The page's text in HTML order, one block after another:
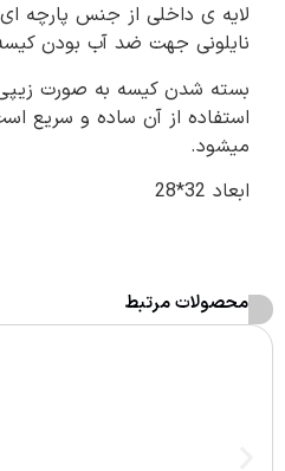
لایه ی داخلی از جنس پارچه
نایلونی جهت ضد آب بودن
بسته شدن کیسه به صورت
استفاده از آن ساده و سریع
میشود.
ابعاد 32*28
محصولات مرتبط